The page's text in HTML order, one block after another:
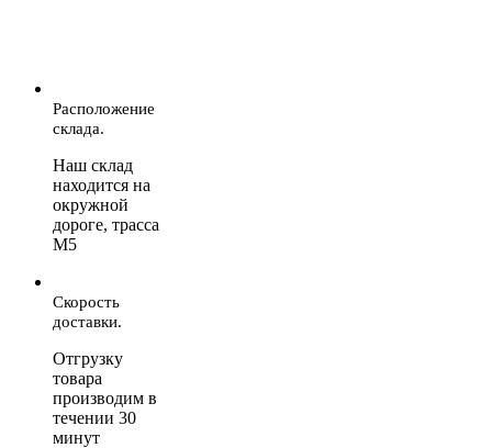
Расположение
склада.
Наш склад
находится на
окружной
дороге, трасса
М5
Скорость
доставки.
Отгрузку
товара
производим в
течении 30
минут